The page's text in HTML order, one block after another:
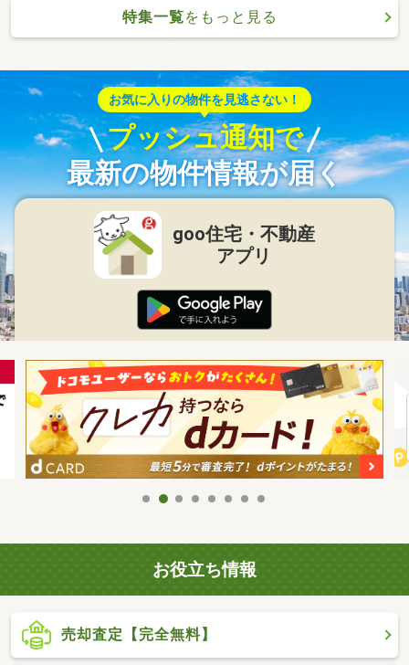
特集一覧をもっと見る
お気に入りの物件を見逃さない！
プッシュ通知で
最新の物件情報が届く
goo住宅・不動産
アプリ
お役立ち情報
売却査定【完全無料】